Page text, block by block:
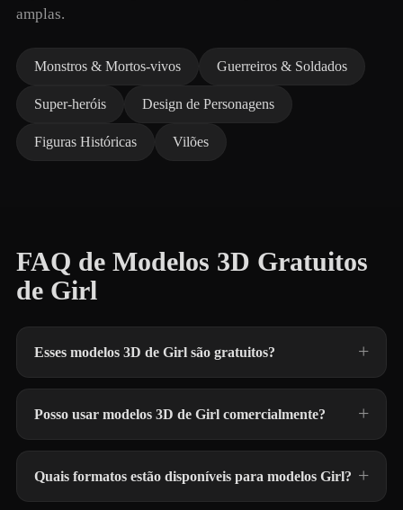
amplas.
Monstros & Mortos-vivos Guerreiros & Soldados
Super-heróis Design de Personagens
Figuras Históricas Vilões
FAQ de Modelos 3D Gratuitos
de Girl
Esses modelos 3D de Girl são gratuitos?
Posso usar modelos 3D de Girl comercialmente?
Quais formatos estão disponíveis para modelos Girl?